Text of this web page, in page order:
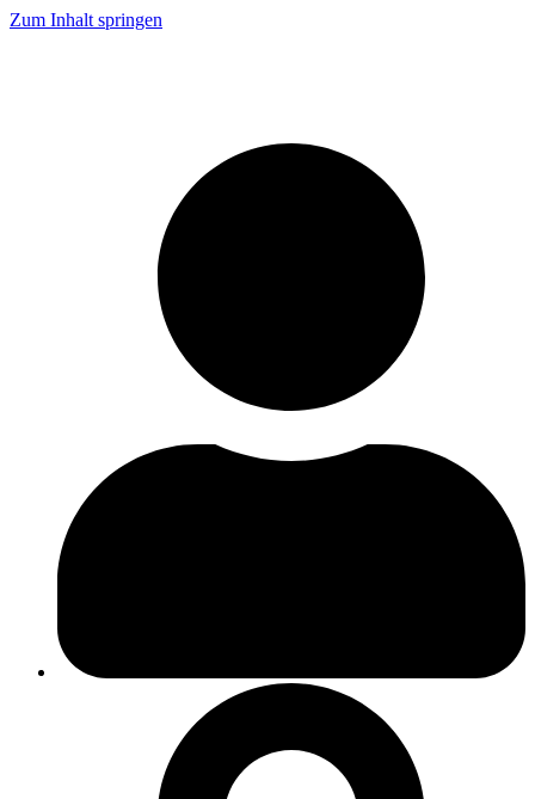
Zum Inhalt springen